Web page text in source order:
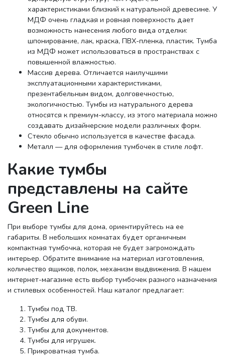
характеристиками близкий к натуральной древесине. У
МДФ очень гладкая и ровная поверхность дает
возможность нанесения любого вида отделки:
шпонирование, лак, краска, ПВХ-пленка, пластик. Тумба
из МДФ может использоваться в пространствах с
повышенной влажностью.
Массив дерева. Отличается наилучшими
эксплуатационными характеристиками,
презентабельным видом, долговечностью,
экологичностью. Тумбы из натурального дерева
относятся к премиум-классу, из этого материала можно
создавать дизайнерские модели различных форм.
Стекло обычно используется в качестве фасада.
Металл — для оформления тумбочек в стиле лофт.
Какие тумбы
представлены на сайте
Green Line
При выборе тумбы для дома, ориентируйтесь на ее
габариты. В небольших комнатах будет органичным
компактная тумбочка, которая не будет загромождать
интерьер. Обратите внимание на материал изготовления,
количество ящиков, полок, механизм выдвижения. В нашем
интернет-магазине есть выбор тумбочек разного назначения
и стилевых особенностей. Наш каталог предлагает:
Тумбы под ТВ.
Тумбы для обуви.
Тумбы для документов.
Тумбы для игрушек.
Прикроватная тумба.